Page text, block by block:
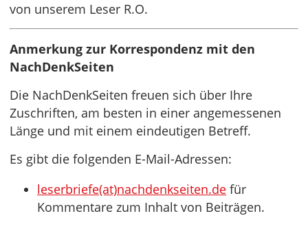
von unserem Leser R.O.
Anmerkung zur Korrespondenz mit den
NachDenkSeiten
Die NachDenkSeiten freuen sich über Ihre
Zuschriften, am besten in einer angemessenen
Länge und mit einem eindeutigen Betreff.
Es gibt die folgenden E-Mail-Adressen:
leserbriefe(at)nachdenkseiten.de für
Kommentare zum Inhalt von Beiträgen.